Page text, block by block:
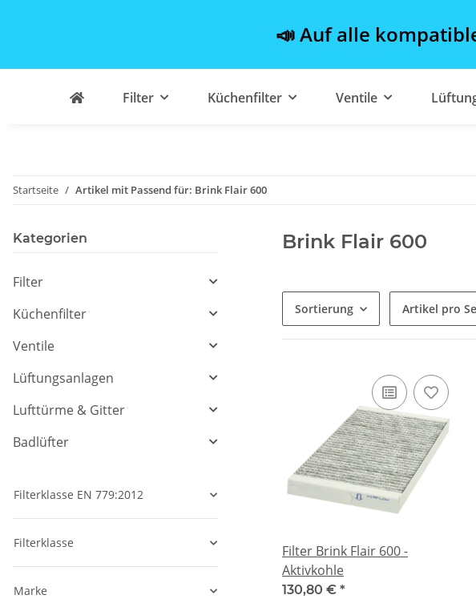
📣 Auf alle
Filter Küchenfilter Ventile
Startseite Artikel mit Passend für: Brink Flair 600
Brink Flair 600
Sortierung Artikel pro
Filter Brink Flair 600 -
Aktivkohle
130,80 € *
Kategorien
Filter
Küchenfilter
Ventile
Lüftungsanlagen
Lufttürme & Gitter
Badlüfter
Filterklasse EN 779:2012
Filterklasse
Marke